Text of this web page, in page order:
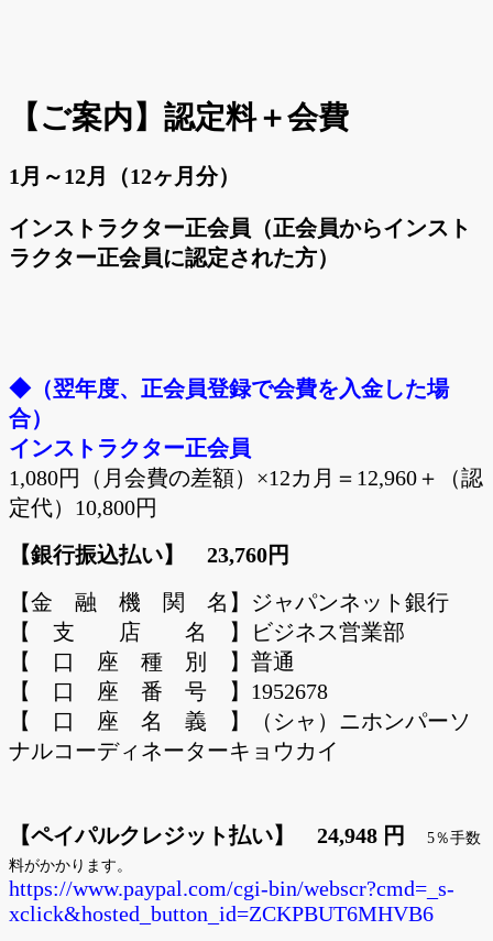
【ご案内】認定料＋会費
1月～12月（12ヶ月分）
インストラクター正会員（正会員からインスト
ラクター正会員に認定された方）
◆（翌年度、正会員登録で会費を入金した場
合）
インストラクター正会員
1,080円（月会費の差額）×12カ月＝12,960＋（認
定代）10,800円
【銀行振込払い】 23,760円
【金 融 機 関 名】ジャパンネット銀行
【 支 店 名 】ビジネス営業部
【 口 座 種 別 】普通
【 口 座 番 号 】1952678
【 口 座 名 義 】（シャ）ニホンパーソ
ナルコーディネーターキョウカイ
【ペイパルクレジット払い】 24,948 円
5％手数
料がかかります。
https://www.paypal.com/cgi-bin/webscr?cmd=_s-
xclick&hosted_button_id=ZCKPBUT6MHVB6